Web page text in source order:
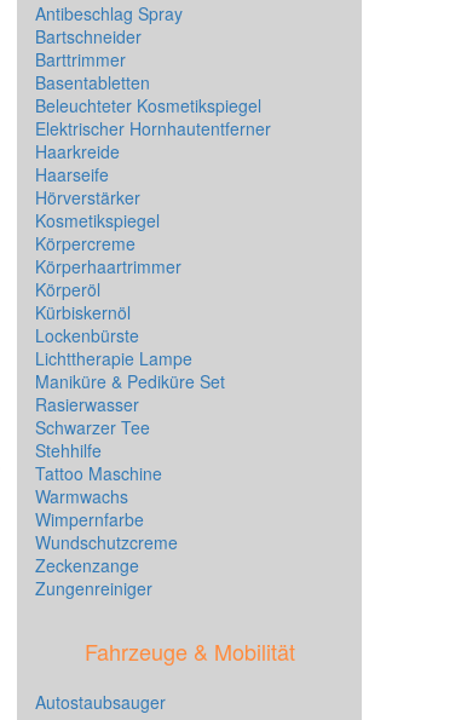
Antibeschlag Spray
Bartschneider
Barttrimmer
Basentabletten
Beleuchteter Kosmetikspiegel
Elektrischer Hornhautentferner
Haarkreide
Haarseife
Hörverstärker
Kosmetikspiegel
Körpercreme
Körperhaartrimmer
Körperöl
Kürbiskernöl
Lockenbürste
Lichttherapie Lampe
Maniküre & Pediküre Set
Rasierwasser
Schwarzer Tee
Stehhilfe
Tattoo Maschine
Warmwachs
Wimpernfarbe
Wundschutzcreme
Zeckenzange
Zungenreiniger
Fahrzeuge & Mobilität
Autostaubsauger